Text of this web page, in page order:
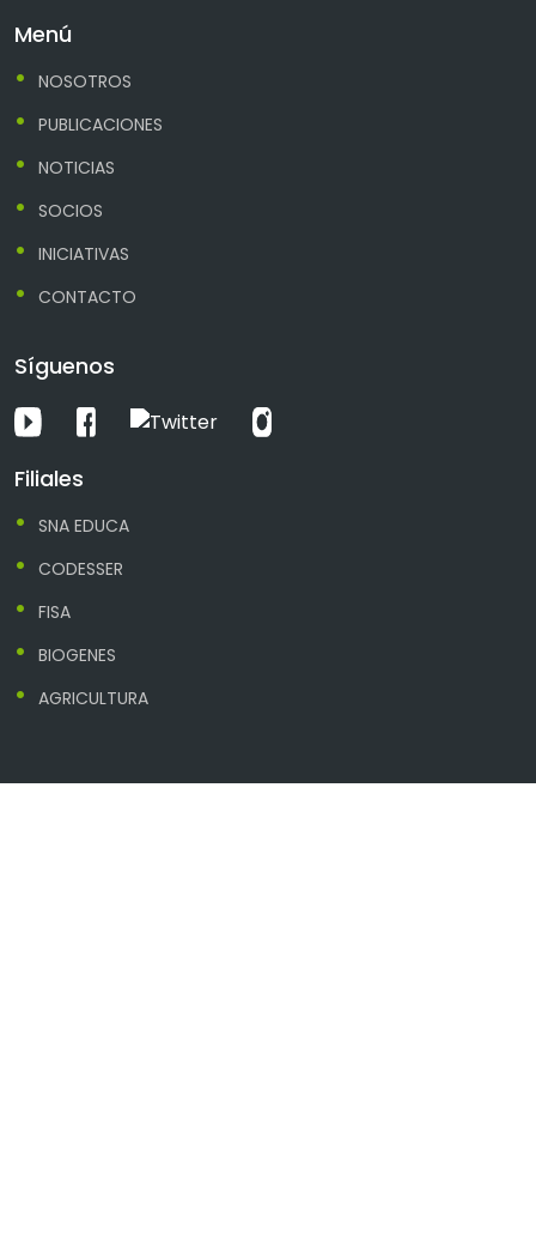
Menú
NOSOTROS
PUBLICACIONES
NOTICIAS
SOCIOS
INICIATIVAS
CONTACTO
Síguenos
Filiales
SNA EDUCA
CODESSER
FISA
BIOGENES
AGRICULTURA